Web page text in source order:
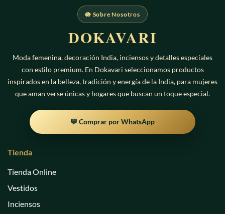
🪷 Sobre Nosotros
DOKAVARI
Moda femenina, decoración India, inciensos y detalles especiales
con estilo premium. En Dokavari seleccionamos productos
inspirados en la belleza, tradición y energía de la India, para mujeres
que aman verse únicas y hogares que buscan un toque especial.
💬 Comprar por WhatsApp
Tienda
Tienda Online
Vestidos
Inciensos